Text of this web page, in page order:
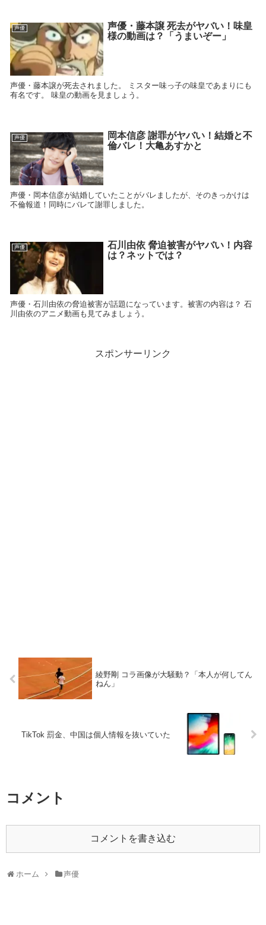
声優
声優・藤本譲 死去がヤバい！味皇
様の動画は？「うまいぞー」
声優・藤本譲が死去されました。 ミスター味っ子の味皇であまりにも
有名です。 味皇の動画を見ましょう。
声優
岡本信彦 謝罪がヤバい！結婚と不
倫バレ！大亀あすかと
声優・岡本信彦が結婚していたことがバレましたが、そのきっかけは
不倫報道！同時にバレて謝罪しました。
声優
石川由依 脅迫被害がヤバい！内容
は？ネットでは？
声優・石川由依の脅迫被害が話題になっています。被害の内容は？ 石
川由依のアニメ動画も見てみましょう。
スポンサーリンク
綾野剛 コラ画像が大騒動？「本人が何してん
ねん」
TikTok 罰金、中国は個人情報を抜いていた
コメント
コメントを書き込む
ホーム 声優